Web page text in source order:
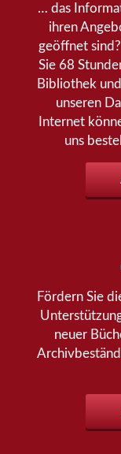
… das
ihren
geöffnet
Sie 68
Bibliothek
unseren
Internet
uns
Fördern Sie
neuer